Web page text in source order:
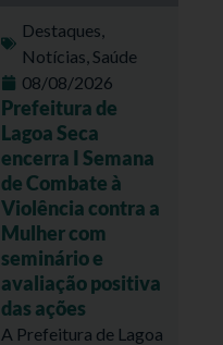
Destaques,
Notícias,Saúde
08/08/2026
Prefeitura de
Lagoa Seca
encerra I Semana
de Combate à
Violência contra a
Mulher com
seminário e
avaliação positiva
das ações
A Prefeitura de Lagoa